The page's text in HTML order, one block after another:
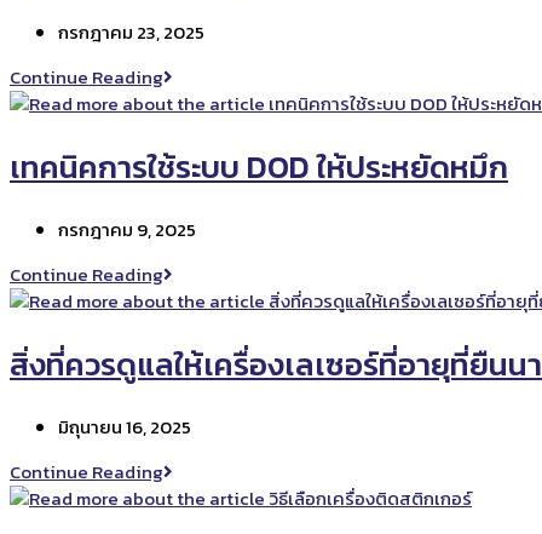
รู้
ก่อน
ใช้
งาน
TTO
Post
กรกฎาคม 23, 2025
Continue Readingคุ้ม
ค่า
ไม่?
ลงทุน
เครื่องพิมพ์
วัน
ที่
ผลิต
จ้าง
จาก
เทคนิคการใช้ระบบ DOD ให้ประหยัดหมึก
Post
กรกฎาคม 9, 2025
Continue Readingเทคนิค
การ
ระบบ
DOD
ประหยัด
หมึก
สิ่งที่ควรดูแลให้เครื่องเลเซอร์ที่อายุที่ยืนน
Post
มิถุนายน 16, 2025
Continue Readingสิ่ง
ที่